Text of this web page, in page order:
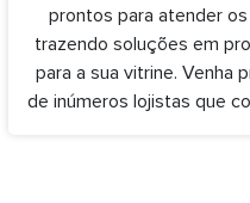
prontos para atender
trazendo soluções em
para a sua vitrine. Venha
de inúmeros lojistas que